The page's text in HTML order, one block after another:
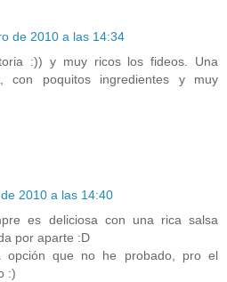
de 2010 a las 14:34
:)) y muy ricos los fideos. Una
con poquitos ingredientes y muy
2010 a las 14:40
es deliciosa con una rica salsa
por aparte :D
opción que no he probado, pro el
:)